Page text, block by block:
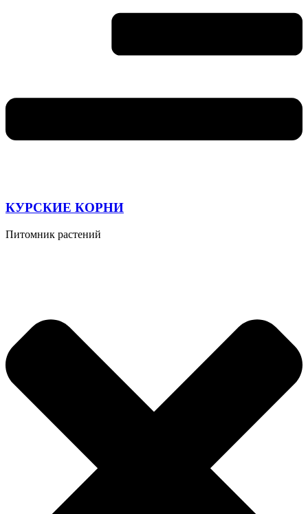
КУРСКИЕ КОРНИ
Питомник растений